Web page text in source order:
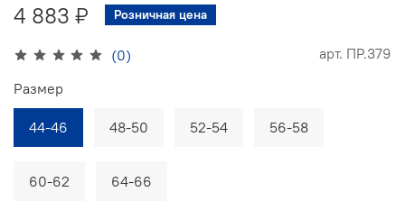
(0) арт. ПР.379
4 883 ₽ Розничная цена
Размер
44-46 48-50 52-54 56-58
60-62 64-66